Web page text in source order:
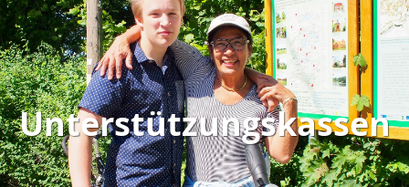
Unterstützungskassen